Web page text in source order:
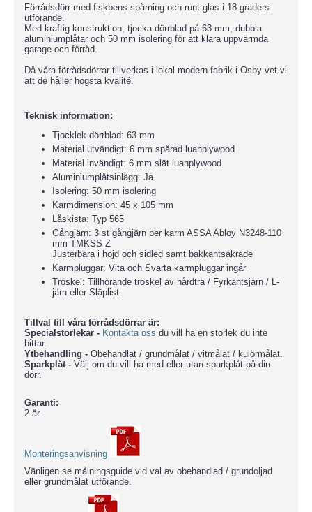
Förrådsdörr med fiskbens spårning och runt glas i 18 graders
utförande.
Med kraftig konstruktion, tjocka dörrblad på 63 mm, dubbla
aluminiumplåtar och 50 mm isolering för att klara uppvärmda
garage och förråd.
Då våra förrådsdörrar tillverkas i lokal modern fabrik i Osby vet vi
att de håller högsta kvalité.
Teknisk information:
Tjocklek dörrblad: 63 mm
Material utvändigt: 6 mm spårad luanplywood
Material invändigt: 6 mm slät luanplywood
Aluminiumplåtsinlägg: Ja
Isolering: 50 mm isolering
Karmdimension: 45 x 105 mm
Låskista: Typ 565
Gångjärn: 3 st gångjärn per karm ASSA Abloy N3248-110
mm TMKSS Z
Justerbara i höjd och sidled samt bakkantsäkrade
Karmpluggar: Vita och Svarta karmpluggar ingår
Tröskel: Tillhörande tröskel av hårdträ / Fyrkantsjärn / L-
järn eller Släplist
Tillval till våra förrådsdörrar är:
Specialstorlekar - Kontakta oss du vill ha en storlek du inte
hittar.
Ytbehandling - Obehandlat / grundmålat / vitmålat / kulörmålat.
Sparkplåt - Välj om du vill ha med eller utan sparkplåt på din
dörr.
Garanti:
2 år
Monteringsanvisning
Vänligen se målningsguide vid val av obehandlad / grundoljad
eller grundmålat utförande.